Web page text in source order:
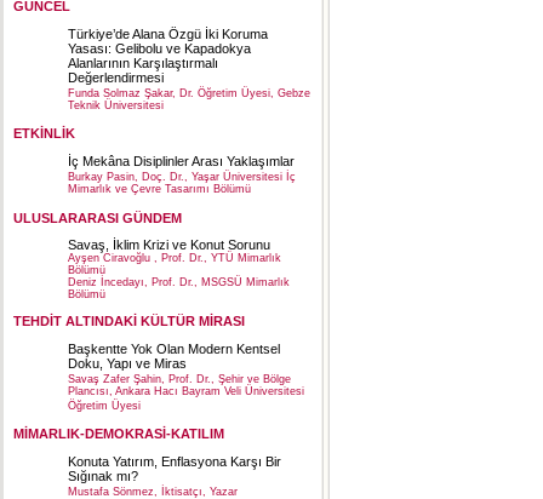
GÜNCEL
Türkiye’de Alana Özgü İki Koruma
Yasası: Gelibolu ve Kapadokya
Alanlarının Karşılaştırmalı
Değerlendirmesi
Funda Solmaz Şakar, Dr. Öğretim Üyesi, Gebze
Teknik Üniversitesi
ETKİNLİK
İç Mekâna Disiplinler Arası Yaklaşımlar
Burkay Pasin, Doç. Dr., Yaşar Üniversitesi İç
Mimarlık ve Çevre Tasarımı Bölümü
ULUSLARARASI GÜNDEM
Savaş, İklim Krizi ve Konut Sorunu
Ayşen Ciravoğlu , Prof. Dr., YTÜ Mimarlık
Bölümü
Deniz İncedayı, Prof. Dr., MSGSÜ Mimarlık
Bölümü
TEHDİT ALTINDAKİ KÜLTÜR MİRASI
Başkentte Yok Olan Modern Kentsel
Doku, Yapı ve Miras
Savaş Zafer Şahin, Prof. Dr., Şehir ve Bölge
Plancısı, Ankara Hacı Bayram Veli Üniversitesi
Öğretim Üyesi
MİMARLIK-DEMOKRASİ-KATILIM
Konuta Yatırım, Enflasyona Karşı Bir
Sığınak mı?
Mustafa Sönmez, İktisatçı, Yazar